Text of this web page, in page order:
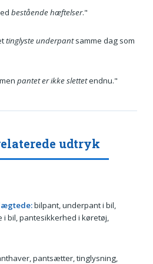
bestående hæftelser."
tinglyste underpantsamme dag som
pantet er ikke slettetendnu."
udtryk
bilpant, underpant i bil,
bil, pantesikkerhed i køretøj,
pantsætter, tinglysning,